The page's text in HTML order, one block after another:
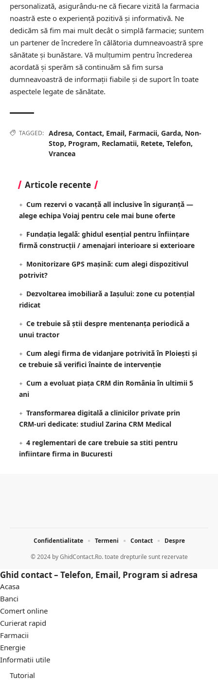
personalizată, asigurându-ne că fiecare vizită la farmacia
noastră este o experiență pozitivă și informativă. Ne
dedicăm să fim mai mult decât o simplă farmacie; suntem
un partener de încredere în călătoria dumneavoastră spre
sănătate și bunăstare. Vă mulțumim pentru încrederea
acordată și sperăm să continuăm să fim sursa
dumneavoastră de informații fiabile și de suport în toate
aspectele legate de sănătate.
TAGGED: Adresa, Contact, Email, Farmacii, Garda, Non-
Stop, Program, Reclamatii, Retete, Telefon,
Vrancea
Articole recente
Cum rezervi o vacanță all inclusive în siguranță —
alege echipa Voiaj pentru cele mai bune oferte
Fundația legală: ghidul esențial pentru înființare
firmă construcții / amenajari interioare si exterioare
Monitorizare GPS mașină: cum alegi dispozitivul
potrivit?
Dezvoltarea imobiliară a Iașului: zone cu potențial
ridicat
Ce trebuie să știi despre mentenanța periodică a
unui tractor
Cum alegi firma de vidanjare potrivită în Ploiești și
ce trebuie să verifici înainte de intervenție
Cum a evoluat piața CRM din România în ultimii 5
ani
Transformarea digitală a clinicilor private prin
CRM-uri dedicate: studiul Zarina CRM Medical
4 reglementari de care trebuie sa stiti pentru
infiintare firma in Bucuresti
© 2024 byGhidContact.Ro. toate drepturile sunt rezervate
Confidentialitate Termeni Contact Despre
Ghid contact – Telefon, Email, Program si adresa
Acasa
Banci
Comert online
Curierat rapid
Farmacii
Energie
Informatii utile
Tutorial